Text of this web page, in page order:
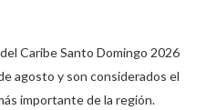
Caribe Santo Domingo 2026
agosto y son considerados el
importante de la región.